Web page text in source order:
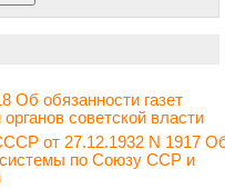
Об обязанности газет
советской власти
от 27.12.1932 N 1917
системы по Союзу ССР и